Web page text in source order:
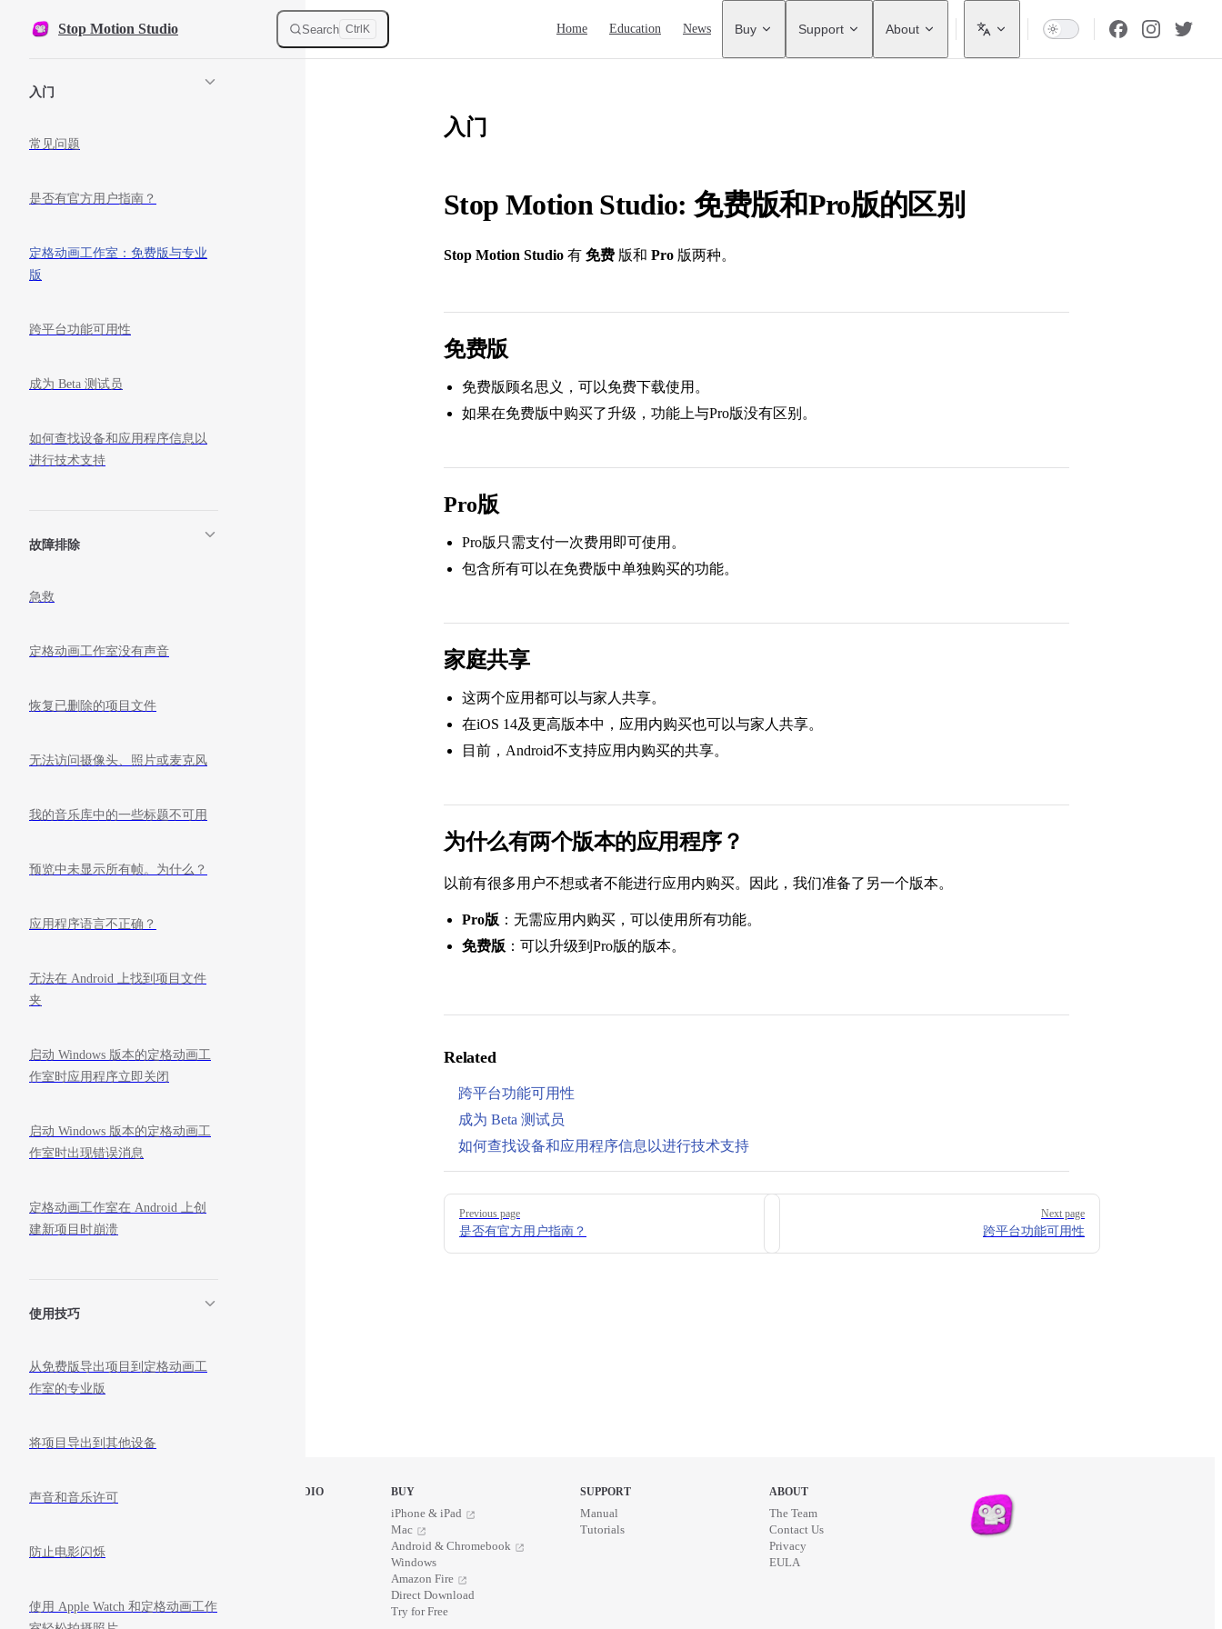
Skip to content
Stop Motion Studio Search Ctrl K Home Education News Buy Support About
入门
常见问题
是否有官方用户指南？
定格动画工作室：免费版与专业
版
跨平台功能可用性
成为 Beta 测试员
如何查找设备和应用程序信息以
进行技术支持
故障排除
急救
定格动画工作室没有声音
恢复已删除的项目文件
无法访问摄像头、照片或麦克风
我的音乐库中的一些标题不可用
预览中未显示所有帧。为什么？
应用程序语言不正确？
无法在 Android 上找到项目文件
夹
启动 Windows 版本的定格动画工
作室时应用程序立即关闭
启动 Windows 版本的定格动画工
作室时出现错误消息
定格动画工作室在 Android 上创
建新项目时崩溃
使用技巧
从免费版导出项目到定格动画工
作室的专业版
将项目导出到其他设备
声音和音乐许可
防止电影闪烁
使用 Apple Watch 和定格动画工作
入门
Stop Motion Studio: 免费版和Pro版的区别
Stop Motion Studio 有 免费 版和 Pro 版两种。
免费版
免费版顾名思义，可以免费下载使用。
如果在免费版中购买了升级，功能上与Pro版没有区别。
Pro版
Pro版只需支付一次费用即可使用。
包含所有可以在免费版中单独购买的功能。
家庭共享
这两个应用都可以与家人共享。
在iOS 14及更高版本中，应用内购买也可以与家人共享。
目前，Android不支持应用内购买的共享。
为什么有两个版本的应用程序？
以前有很多用户不想或者不能进行应用内购买。因此，我们准备了另一个版本。
Pro版 ：无需应用内购买，可以使用所有功能。
免费版 ：可以升级到Pro版的版本。
Related
跨平台功能可用性
成为 Beta 测试员
如何查找设备和应用程序信息以进行技术支持
Pager
Previous page
是否有官方用户指南？
Next page
跨平台功能可用性
STOP MOTION STUDIO BUY
iPhone & iPad
Mac
Android & Chromebook
Windows
Amazon Fire
Direct Download
Try for Free
SUPPORT
Manual
Tutorials
ABOUT
The Team
Contact Us
Privacy
EULA